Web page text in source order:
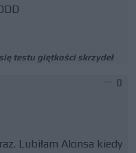
testu giętkości skrzydeł
0
Lubiłam Alonsa kiedy